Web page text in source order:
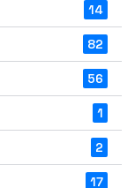
14
82
56
1
2
17